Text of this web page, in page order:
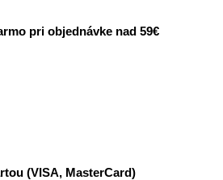
pri objednávke nad 59€
(VISA, MasterCard)